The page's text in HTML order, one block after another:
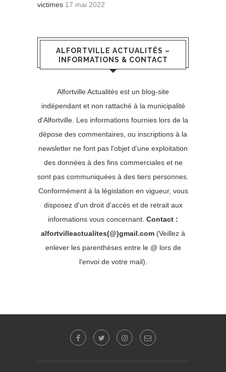
victimes 17 mai 2022
ALFORTVILLE ACTUALITÉS –
INFORMATIONS & CONTACT
Alfortville Actualités est un blog-site
indépendant et non rattaché à la municipalité
d'Alfortville. Les informations fournies lors de la
dépose des commentaires, ou inscriptions à la
newsletter ne font pas l'objet d'une exploitation
des données à des fins commerciales et ne
sont pas communiquées à des tiers personnes.
Conformément à la législation en vigueur, vous
disposez d'un droit d'accès et de retrait aux
informations vous concernant. Contact :
alfortvilleactualites(@)gmail.com (Veillez à
enlever les parenthèses entre le @ lors de
l'envoi de votre mail).